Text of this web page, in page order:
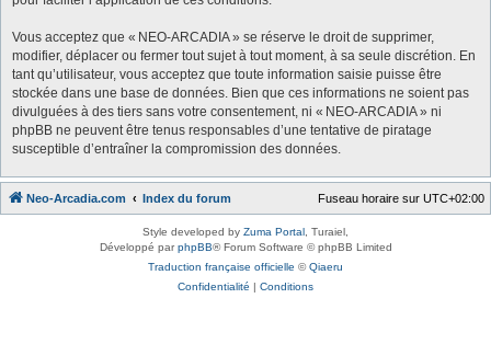
Vous acceptez que « NEO-ARCADIA » se réserve le droit de supprimer,
modifier, déplacer ou fermer tout sujet à tout moment, à sa seule discrétion. En
tant qu’utilisateur, vous acceptez que toute information saisie puisse être
stockée dans une base de données. Bien que ces informations ne soient pas
divulguées à des tiers sans votre consentement, ni « NEO-ARCADIA » ni
phpBB ne peuvent être tenus responsables d’une tentative de piratage
susceptible d’entraîner la compromission des données.
Neo-Arcadia.com Index du forum Fuseau horaire sur UTC+02:00
Style developed by Zuma Portal , Turaiel,
Développé parphpBB® Forum Software © phpBB Limited
Traduction française officielle ©Qiaeru
Confidentialité | Conditions